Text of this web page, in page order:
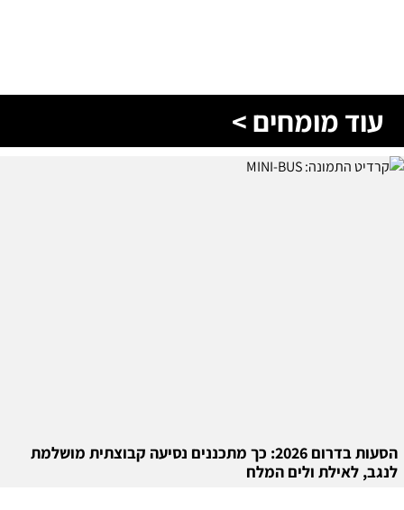
עוד מומחים >
הסעות בדרום 2026: כך מתכננים נסיעה קבוצתית מושלמת
לנגב, לאילת ולים המלח